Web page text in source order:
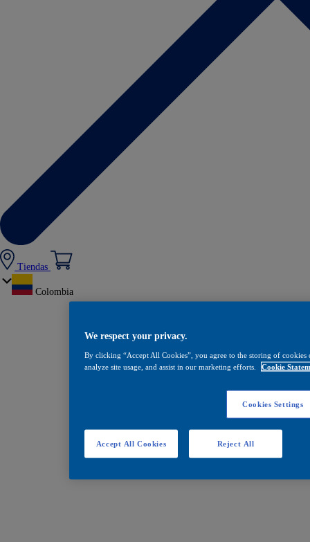
Tiendas
Colombia
We respect your privacy.
By clicking “Accept All Cookies”, you agree to the storing of
analyze site usage, and assist in our marketing efforts.
Cookie
Cookies Settings
Reject All
Accept All Cookies